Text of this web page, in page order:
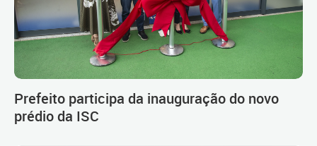
Prefeito participa da inauguração do novo
prédio da ISC